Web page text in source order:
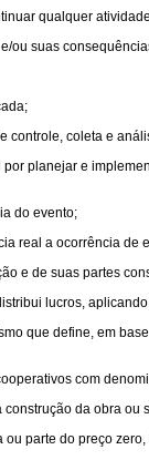
qualquer
ou suas
controle, coleta e
planejar e
do evento;
real a ocorrência de
e de suas partes
lucros,
que define, em
com
construção da obra
parte do preço